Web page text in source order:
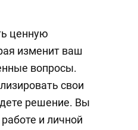
ценную
изменит ваш
вопросы.
свои
решение. Вы
и личной